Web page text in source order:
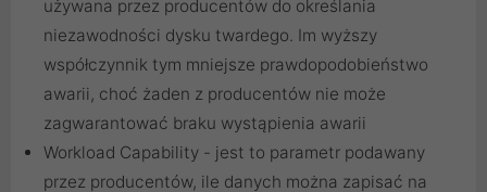
używana przez producentów do określania
niezawodności dysku twardego. Im wyższy
współczynnik tym mniejsze prawdopodobieństwo
awarii, choć żaden z producentów nie może
zagwarantować braku wystąpienia awarii
Workload Capability - jest to parametr podawany
przez producentów, ile danych można zapisać na